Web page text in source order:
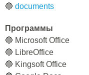
🔵 documents
Программы
🔵 Microsoft Office
🔵 LibreOffice
🔵 Kingsoft Office